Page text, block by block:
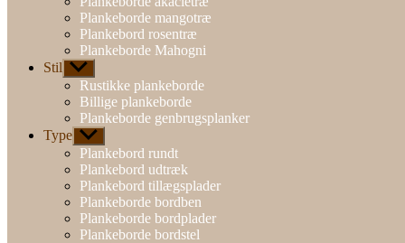
Plankeborde mangotræ
Plankebord rosentræ
Plankeborde Mahogni
Stil Vis
undermenu
Rustikke plankeborde
Billige plankeborde
Plankeborde genbrugsplanker
Type Vis
undermenu
Plankebord rundt
Plankebord udtræk
Plankebord tillægsplader
Plankeborde bordben
Plankeborde bordplader
Plankeborde bordstel